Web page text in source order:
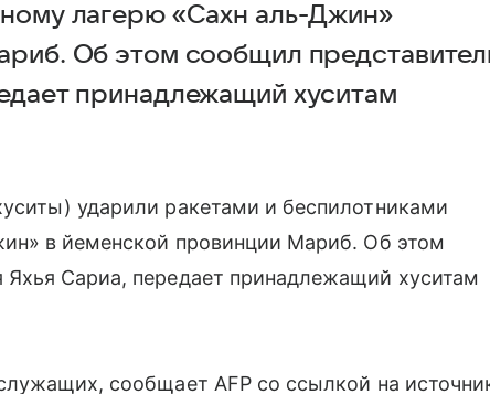
лагерю «Сахн аль-Джин»
Об этом сообщил
принадлежащий хуситам
ударили ракетами и беспилотниками
в йеменской провинции Мариб. Об этом
Сариа, передает принадлежащий хуситам
сообщает AFP со ссылкой на